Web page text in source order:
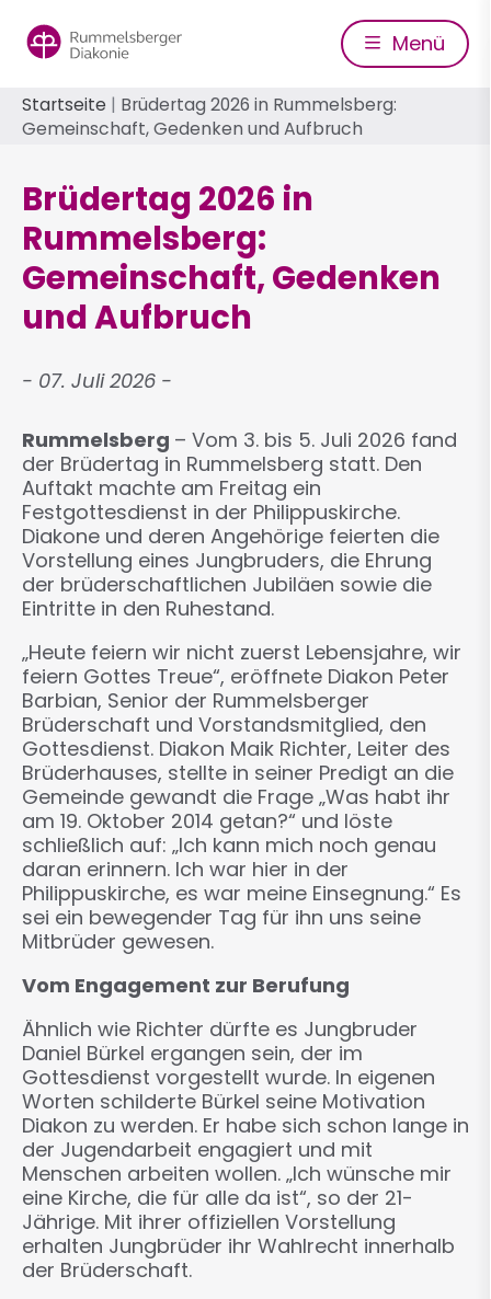
zum
Inhalt
Menü
Pfadnavigation
Startseite
Brüdertag 2026 in Rummelsberg:
Gemeinschaft, Gedenken und Aufbruch
Brüdertag 2026 in
Rummelsberg:
Gemeinschaft, Gedenken
und Aufbruch
07. Juli 2026
Rummelsberg – Vom 3. bis 5. Juli 2026 fand
der Brüdertag in Rummelsberg statt. Den
Auftakt machte am Freitag ein
Festgottesdienst in der Philippuskirche.
Diakone und deren Angehörige feierten die
Vorstellung eines Jungbruders, die Ehrung
der brüderschaftlichen Jubiläen sowie die
Eintritte in den Ruhestand.
„Heute feiern wir nicht zuerst Lebensjahre, wir
feiern Gottes Treue“, eröffnete Diakon Peter
Barbian, Senior der Rummelsberger
Brüderschaft und Vorstandsmitglied, den
Gottesdienst. Diakon Maik Richter, Leiter des
Brüderhauses, stellte in seiner Predigt an die
Gemeinde gewandt die Frage „Was habt ihr
am 19. Oktober 2014 getan?“ und löste
schließlich auf: „Ich kann mich noch genau
daran erinnern. Ich war hier in der
Philippuskirche, es war meine Einsegnung.“ Es
sei ein bewegender Tag für ihn uns seine
Mitbrüder gewesen.
Vom Engagement zur Berufung
Ähnlich wie Richter dürfte es Jungbruder
Daniel Bürkel ergangen sein, der im
Gottesdienst vorgestellt wurde. In eigenen
Worten schilderte Bürkel seine Motivation
Diakon zu werden. Er habe sich schon lange in
der Jugendarbeit engagiert und mit
Menschen arbeiten wollen. „Ich wünsche mir
eine Kirche, die für alle da ist“, so der 21-
Jährige. Mit ihrer offiziellen Vorstellung
erhalten Jungbrüder ihr Wahlrecht innerhalb
der Brüderschaft.